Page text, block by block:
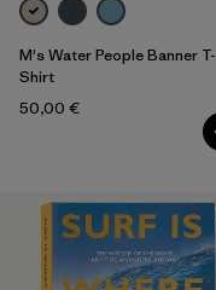
M's Water People Banner T-
Shirt
50,00 €